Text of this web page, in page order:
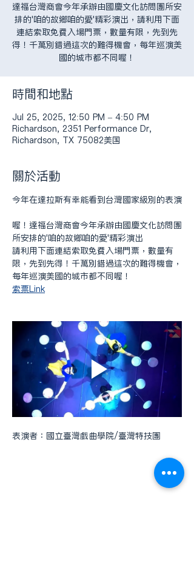
達福台灣商會今年承辦由國慶文化訪問團所安
排的'咱的故鄉咱的愛'精彩演出，請利用下面
連結索取免費入場門票，數量有限，先到先
得！千萬別錯過這次的難得機會，每年巡演美
國的城市都不同喔！
時間和地點
Jul 25, 2025, 12:50 PM – 4:50 PM
Richardson, 2351 Performance Dr,
Richardson, TX 75082美国
關於活動
今年在達拉斯有幸能看到台灣國家級別的表演
喔！達福台灣商會今年承辦由國慶文化訪問團
所安排的'咱的故鄉咱的愛'精彩演出
請利用下面連結索取免費入場門票，數量有
限，先到先得！千萬別錯過這次的難得機會，
每年巡演美國的城市都不同喔！
索票Link
表演者：國立臺灣戲曲學院/臺灣特技團